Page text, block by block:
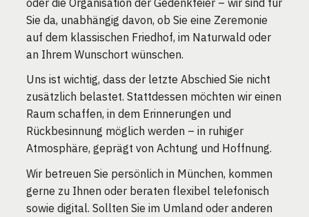
oder die Organisation der Gedenkfeier – wir sind für
Sie da, unabhängig davon, ob Sie eine Zeremonie
auf dem klassischen Friedhof, im Naturwald oder
an Ihrem Wunschort wünschen.
Uns ist wichtig, dass der letzte Abschied Sie nicht
zusätzlich belastet. Stattdessen möchten wir einen
Raum schaffen, in dem Erinnerungen und
Rückbesinnung möglich werden – in ruhiger
Atmosphäre, geprägt von Achtung und Hoffnung.
Wir betreuen Sie persönlich in München, kommen
gerne zu Ihnen oder beraten flexibel telefonisch
sowie digital. Sollten Sie im Umland oder anderen